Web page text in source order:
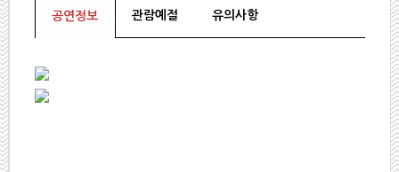
공연정보 관람예절 유의사항